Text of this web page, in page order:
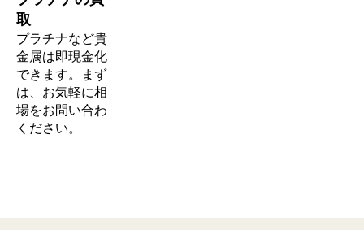
取
プラチナなど貴
金属は即現金化
できます。まず
は、お気軽に相
場をお問い合わ
ください。